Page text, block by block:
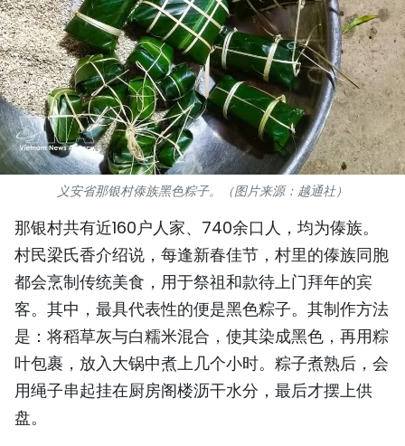
国际
旅游
友谊桥梁
史海
多功能媒体
图表新闻
图库
视频
人民报社简介
义安省那银村傣族黑色粽子。（图片来源：越通社）
那银村共有近160户人家、740余口人，均为傣族。
村民梁氏香介绍说，每逢新春佳节，村里的傣族同胞
都会烹制传统美食，用于祭祖和款待上门拜年的宾
客。其中，最具代表性的便是黑色粽子。其制作方法
是：将稻草灰与白糯米混合，使其染成黑色，再用粽
叶包裹，放入大锅中煮上几个小时。粽子煮熟后，会
用绳子串起挂在厨房阁楼沥干水分，最后才摆上供
盘。